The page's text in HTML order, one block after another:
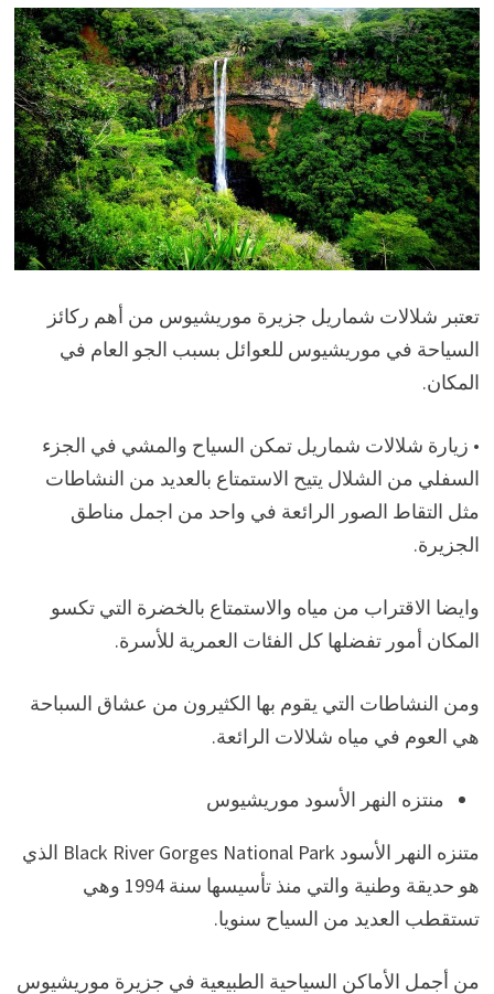
تعتبر شلالات شماريل جزيرة موريشيوس من أهم ركائز
السياحة في موريشيوس للعوائل بسبب الجو العام في
المكان.
• زيارة شلالات شماريل تمكن السياح والمشي في الجزء
السفلي من الشلال يتيح الاستمتاع بالعديد من النشاطات
مثل التقاط الصور الرائعة في واحد من اجمل مناطق
الجزيرة.
وايضا الاقتراب من مياه والاستمتاع بالخضرة التي تكسو
المكان أمور تفضلها كل الفئات العمرية للأسرة.
ومن النشاطات التي يقوم بها الكثيرون من عشاق السباحة
هي العوم في مياه شلالات الرائعة.
منتزه النهر الأسود موريشيوس
متنزه النهر الأسود Black River Gorges National Park الذي
هو حديقة وطنية والتي منذ تأسيسها سنة 1994 وهي
تستقطب العديد من السياح سنويا.
من أجمل الأماكن السياحية الطبيعية في جزيرة موريشيوس